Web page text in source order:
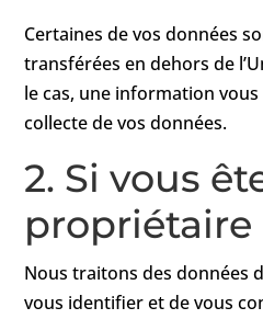
Certaines de vos données
transférées en dehors de
le cas, une information
collecte de vos données.
2. Si vous
Nous traitons des données
vous identifier et de vous